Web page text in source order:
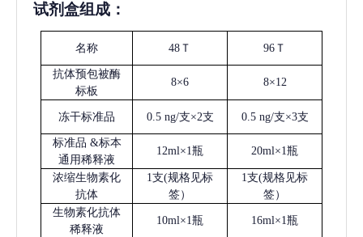
试剂盒组成：
名称 48Ｔ 96Ｔ
抗体预包被酶
标板
8×6 8×12
冻干标准品 0.5 ng/支×2支 0.5 ng/支×3支
标准品 &标本
通用稀释液
12ml×1瓶 20ml×1瓶
浓缩生物素化
抗体
1支(规格见标
签）
1支(规格见标
签）
生物素化抗体
稀释液
10ml×1瓶 16ml×1瓶